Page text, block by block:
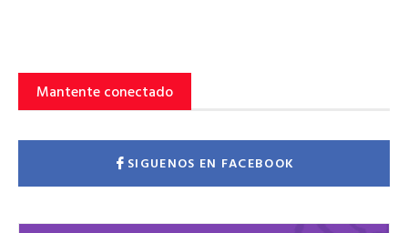
Mantente conectado
SIGUENOS EN FACEBOOK